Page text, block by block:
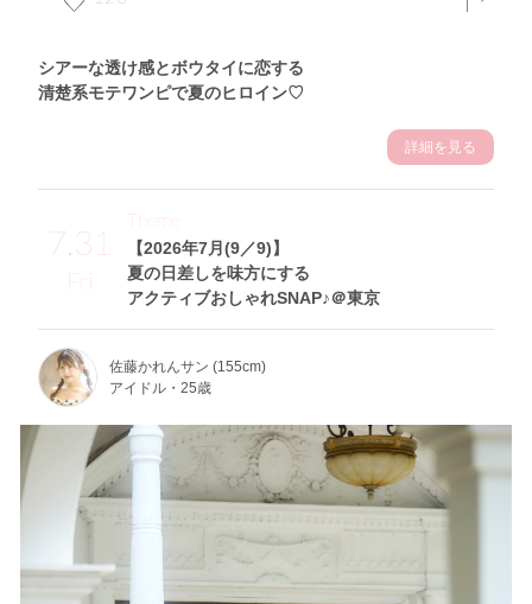
シアーな透け感とボウタイに恋する
清楚系モテワンピで夏のヒロイン♡
詳細を見る
7.31
Fri
【2026年7月(9／9)】
夏の日差しを味方にする
アクティブおしゃれSNAP♪＠東京
Theme
佐藤かれんサン (155cm)
アイドル・25歳